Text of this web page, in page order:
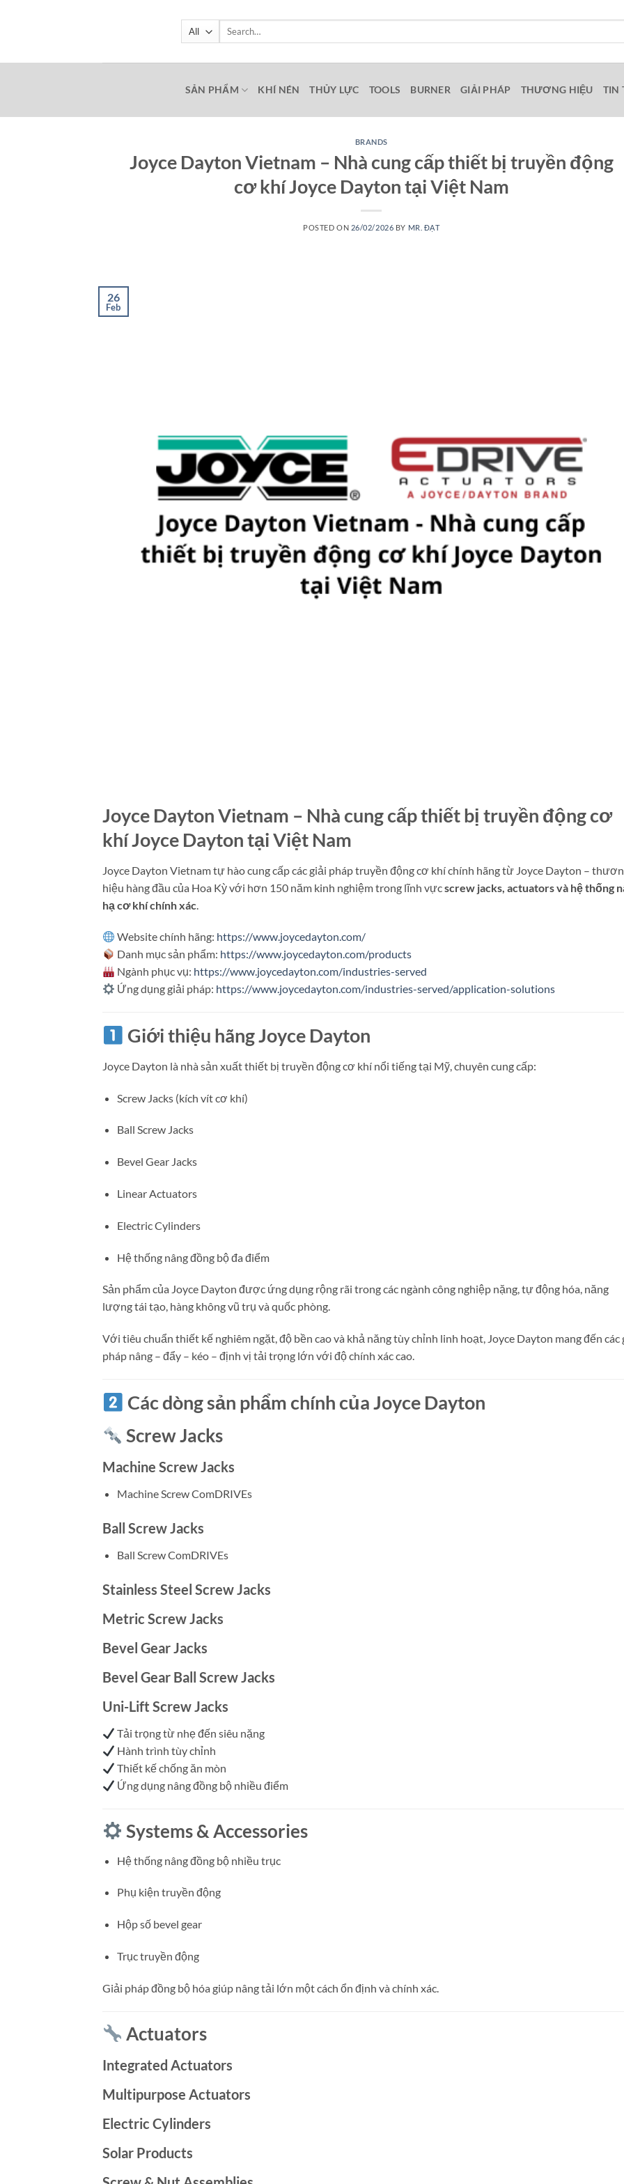
Search
SẢN PHẨM KHÍ NÉN THỦY LỰC TOOLS BURNER GIẢI PHÁP THƯƠNG HIỆU TIN
BRANDS
Joyce Dayton Vietnam – Nhà cung cấp thiết bị truyền động
cơ khí Joyce Dayton tại Việt Nam
POSTED ON 26/02/2026 BY MR. ĐẠT
26
Feb
Joyce Dayton Vietnam – Nhà cung cấp thiết bị truyền động cơ
khí Joyce Dayton tại Việt Nam
Joyce Dayton Vietnam tự hào cung cấp các giải pháp truyền động cơ khí chính hãng từ Joyce Dayton –
hiệu hàng đầu của Hoa Kỳ với hơn 150 năm kinh nghiệm trong lĩnh vựcscrew jacks, actuators và hệ thống
hạ cơ khí chính xác
Website chính hãng: https://www.joycedayton.com/
Danh mục sản phẩm: https://www.joycedayton.com/products
Ngành phục vụ: https://www.joycedayton.com/industries-served
Ứng dụng giải pháp: https://www.joycedayton.com/industries-served/application-solutions
Giới thiệu hãng Joyce Dayton
Joyce Dayton là nhà sản xuất thiết bị truyền động cơ khí nổi tiếng tại Mỹ, chuyên cung cấp:
Screw Jacks (kích vít cơ khí)
Ball Screw Jacks
Bevel Gear Jacks
Linear Actuators
Electric Cylinders
Hệ thống nâng đồng bộ đa điểm
Sản phẩm của Joyce Dayton được ứng dụng rộng rãi trong các ngành công nghiệp nặng, tự động hóa, năng
lượng tái tạo, hàng không vũ trụ và quốc phòng.
Với tiêu chuẩn thiết kế nghiêm ngặt, độ bền cao và khả năng tùy chỉnh linh hoạt, Joyce Dayton mang đến các
pháp nâng – đẩy – kéo – định vị tải trọng lớn với độ chính xác cao.
Các dòng sản phẩm chính của Joyce Dayton
Screw Jacks
Machine Screw Jacks
Machine Screw ComDRIVEs
Ball Screw Jacks
Ball Screw ComDRIVEs
Stainless Steel Screw Jacks
Metric Screw Jacks
Bevel Gear Jacks
Bevel Gear Ball Screw Jacks
Uni-Lift Screw Jacks
Tải trọng từ nhẹ đến siêu nặng
Hành trình tùy chỉnh
Thiết kế chống ăn mòn
Ứng dụng nâng đồng bộ nhiều điểm
Systems & Accessories
Hệ thống nâng đồng bộ nhiều trục
Phụ kiện truyền động
Hộp số bevel gear
Trục truyền động
Giải pháp đồng bộ hóa giúp nâng tải lớn một cách ổn định và chính xác.
Actuators
Integrated Actuators
Multipurpose Actuators
Electric Cylinders
Solar Products